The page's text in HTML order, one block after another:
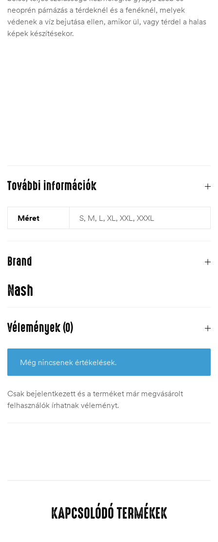
neoprén párnázás a térdeknél és a fenéknél, melyek
védenek a víz bejutása ellen, amikor ül, vagy térdel a halas
képek készítésekor.
További információk
Méret S, M, L, XL, XXL, XXXL
Brand
Nash
Vélemények (0)
Még nincsenek értékelések.
Csak bejelentkezett és a terméket már megvásárolt
felhasználók írhatnak véleményt.
KAPCSOLÓDÓ TERMÉKEK